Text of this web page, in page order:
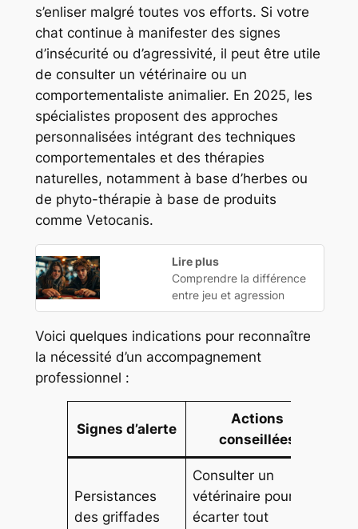
s’enliser malgré toutes vos efforts. Si votre
chat continue à manifester des signes
d’insécurité ou d’agressivité, il peut être utile
de consulter un vétérinaire ou un
comportementaliste animalier. En 2025, les
spécialistes proposent des approches
personnalisées intégrant des techniques
comportementales et des thérapies
naturelles, notamment à base d’herbes ou
de phyto-thérapie à base de produits
comme Vetocanis.
Lire plus
Comprendre la différence
entre jeu et agression
Voici quelques indications pour reconnaître
la nécessité d’un accompagnement
professionnel :
Signes d’alerte
Actions
conseillées
Persistances
des griffades
Consulter un
vétérinaire pour
écarter tout